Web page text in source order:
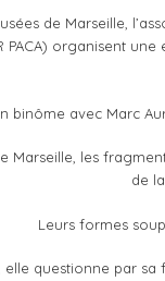
de Marseille,
PACA) organisent
binôme avec Marc
Marseille, les
de
Leurs formes
questionne par